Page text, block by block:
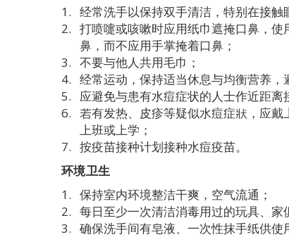
经常洗手以保持双手清洁，特别在接触
打喷嚏或咳嗽时应用纸巾遮掩口鼻，
鼻，而不应用手掌掩着口鼻；
不要与他人共用毛巾；
经常运动，保持适当休息与均衡营养，
应避免与患有水痘症状的人士作近距离
若有发热、皮疹等疑似水痘症狀，应
上班或上学；
按疫苗接种计划接种水痘疫苗。
环境卫生
保持室内环境整洁干爽，空气流通；
每日至少一次清洁消毒用过的玩具、家
确保洗手间有皂液、一次性抹手纸供使